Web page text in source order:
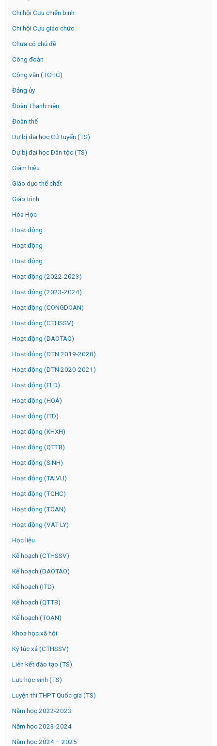
Chi hội Cựu chiến binh
Chi hội Cựu giáo chức
Chưa có chủ đề
Công đoàn
Công văn (TCHC)
Đảng ủy
Đoàn Thanh niên
Đoàn thể
Dự bị đại học Cử tuyển (TS)
Dự bị đại học Dân tộc (TS)
Giám hiệu
Giáo dục thể chất
Giáo trình
Hóa Học
Hoạt động
Hoạt động
Hoạt động
Hoạt động (2022-2023)
Hoạt động (2023-2024)
Hoạt động (CONGDOAN)
Hoạt động (CTHSSV)
Hoạt động (DAOTAO)
Hoạt động (DTN 2019-2020)
Hoạt động (DTN 2020-2021)
Hoạt động (FLD)
Hoạt động (HOÁ)
Hoạt động (ITD)
Hoạt động (KHXH)
Hoạt động (QTTB)
Hoạt động (SINH)
Hoạt động (TAIVU)
Hoạt động (TCHC)
Hoạt động (TOAN)
Hoạt động (VAT LY)
Học liệu
Kế hoạch (CTHSSV)
Kế hoạch (DAOTAO)
Kế hoạch (ITD)
Kế hoạch (QTTB)
Kế hoạch (TOAN)
Khoa học xã hội
Ký túc xá (CTHSSV)
Liên kết đào tạo (TS)
Lưu học sinh (TS)
Luyện thi THPT Quốc gia (TS)
Năm học 2022-2023
Năm học 2023-2024
Năm học 2024 – 2025